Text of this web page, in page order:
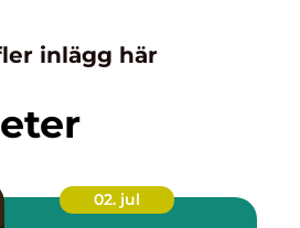
inlägg här
02. jul